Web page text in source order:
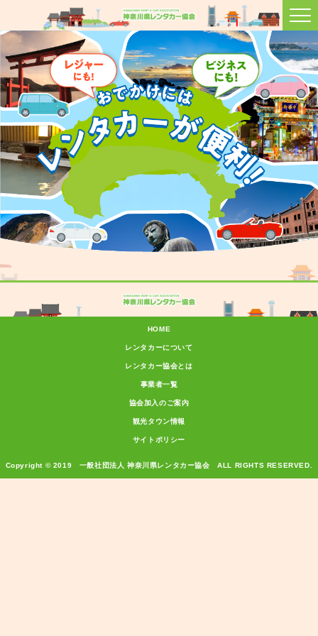
HOME
レンタカーについて
レンタカー協会とは
事業者一覧
協会加入のご案内
観光タウン情報
サイトポリシー
Copyright © 2019 一般社団法人 神奈川県レンタカー協会 ALL RIGHTS RESERVED.